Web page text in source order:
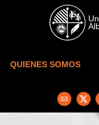
Skip to main content
QUIENES SOMOS